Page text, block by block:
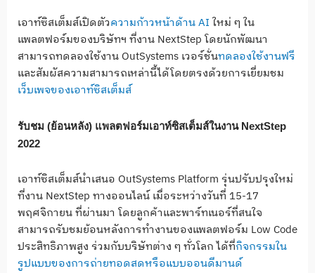
เอาท์ซิสเต็มส์เปิดตัวความก้าวหน้าด้าน AIใหม่ ๆ ใน
แพลตฟอร์มของบริษัทฯ ที่งาน NextStep โดยนักพัฒนา
สามารถทดลองใช้งาน OutSystems เวอร์ชั่นทดลองใช้งานฟรี
และสัมผัสความสามารถเหล่านี้ได้โดยตรงด้วยการเยี่ยมชม
เว็บเพจของเอาท์ซิสเต็มส์
รับชม (ย้อนหลัง) แพลตฟอร์มเอาท์ซิสเต็มส์ในงาน NextStep
2022
เอาท์ซิสเต็มส์นำเสนอ OutSystems Platform รุ่นปรับปรุงใหม่
ที่งาน NextStep ทางออนไลน์ เมื่อระหว่างวันที่ 15-17
พฤศจิกายน ที่ผ่านมา โดยลูกค้าและพาร์ทเนอร์ที่สนใจ
สามารถรับชมย้อนหลังการทำงานของแพลตฟอร์ม Low Code
ประสิทธิภาพสูง ร่วมกับบริษัทต่าง ๆ ทั่วโลก ได้ที่กิจกรรมใน
รูปแบบของการถ่ายทอดสดหรือแบบออนดีมานด์